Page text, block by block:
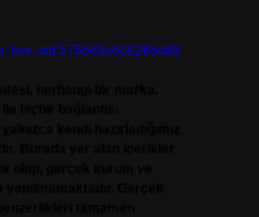
live:.cid.575569c608265c69